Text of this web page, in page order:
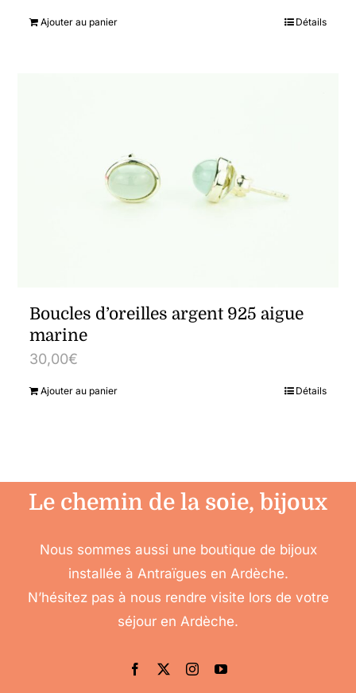
Ajouter au panier Détails
Boucles d’oreilles argent 925 aigue
marine
30,00€
Ajouter au panier Détails
Le chemin de la soie, bijoux
Nous sommes aussi une boutique de bijoux
installée à Antraïgues en Ardèche.
N’hésitez pas à nous rendre visite lors de votre
séjour en Ardèche.